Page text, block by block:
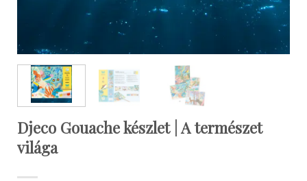
Djeco Gouache készlet | A természet
világa